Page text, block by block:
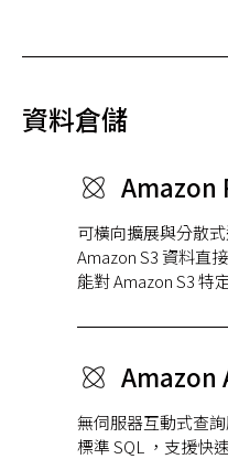
資料倉儲
Amazon
可橫向擴展與分散
Amazon S3 資料直
能對 Amazon S3 特
Amazon
無伺服器互動式查
標準 SQL ，支援快